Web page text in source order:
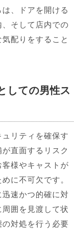
、ドアを開ける
そして店内での
配りをすること
しての男性ス
リティを確保す
直面するリスク
様やキャストが
に不可欠です。
迅速かつ的確に対
囲を見渡して状
対処を行う必要